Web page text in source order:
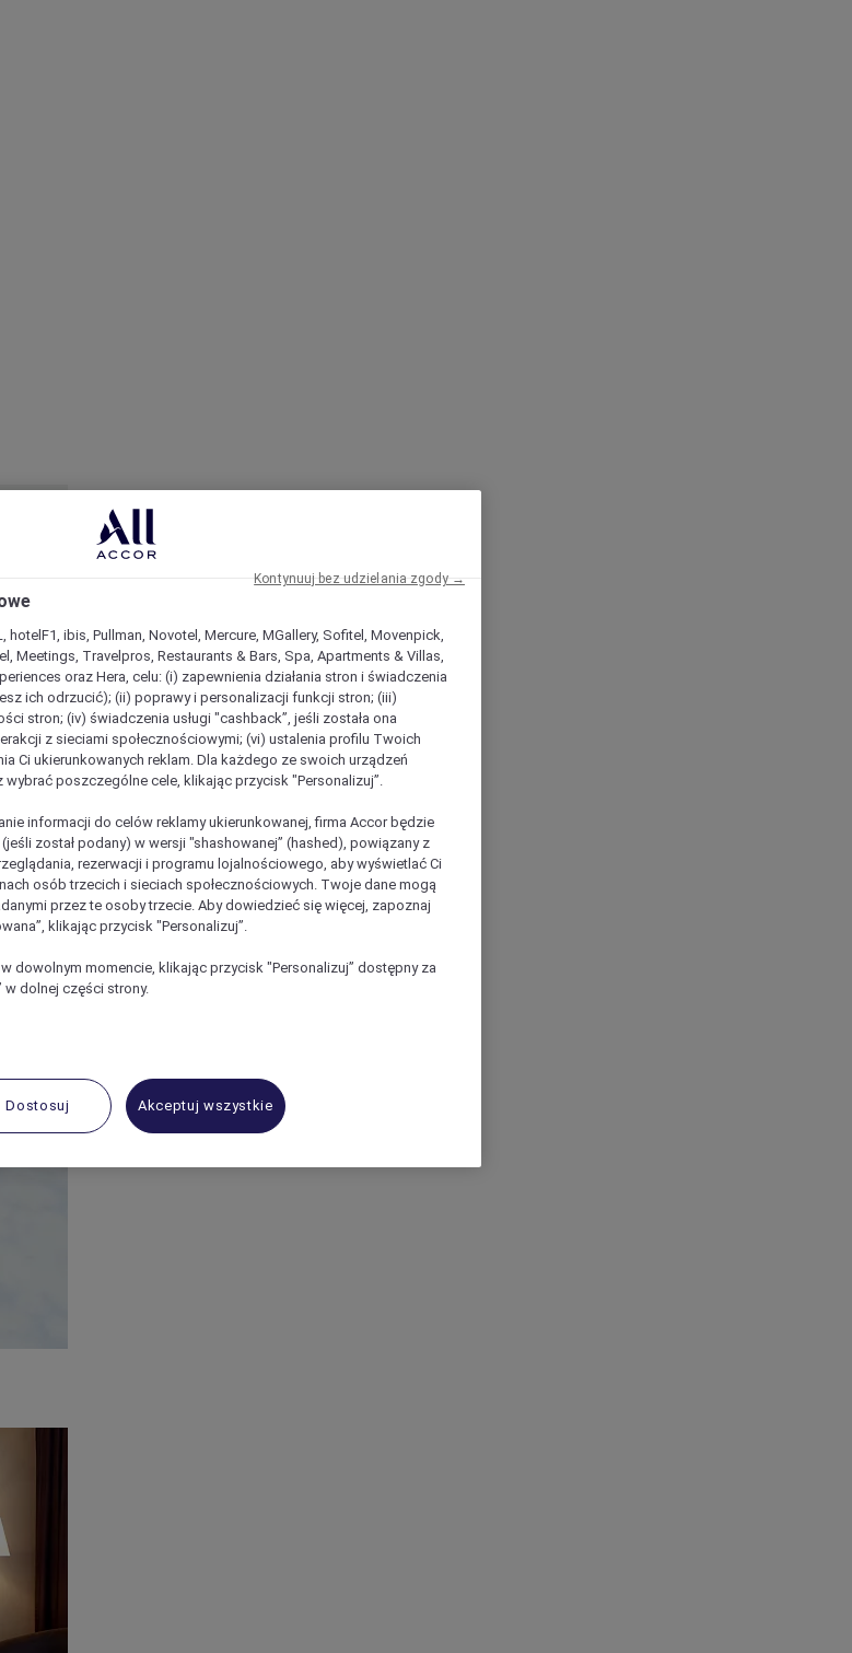
hotelF1, ibis, Pullman, Novotel, Mercure, MGallery, Sofitel, Movenpick,
Meetings, Travelpros, Restaurants & Bars, Spa, Apartments & Villas,
oraz Hera, celu: (i) zapewnienia działania stron i świadczenia
ich odrzucić); (ii) poprawy i personalizacji funkcji stron; (iii)
stron; (iv) świadczenia usługi "cashback”, jeśli została ona
z sieciami społecznościowymi; (vi) ustalenia profilu Twoich
Ci ukierunkowanych reklam. Dla każdego ze swoich urządzeń
poszczególne cele, klikając przycisk "Personalizuj”.
informacji do celów reklamy ukierunkowanej, firma Accor będzie
został podany) w wersji "shashowanej” (hashed), powiązany z
rezerwacji i programu lojalnościowego, aby wyświetlać Ci
osób trzecich i sieciach społecznościowych. Twoje dane mogą
przez te osoby trzecie. Aby dowiedzieć się więcej, zapoznaj
klikając przycisk "Personalizuj”.
dowolnym momencie, klikając przycisk "Personalizuj” dostępny za
dolnej części strony.
Dostosuj Akceptuj wszystkie
Kontynuuj bez udzielania zgody →